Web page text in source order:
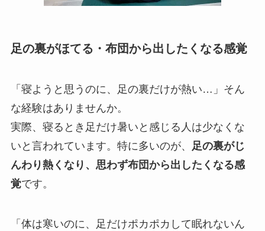
足の裏がほてる・布団から出したくなる感覚
「寝ようと思うのに、足の裏だけが熱い…」そん
な経験はありませんか。
実際、寝るとき足だけ暑いと感じる人は少なくな
いと言われています。特に多いのが、 足の裏がじ
んわり熱くなり、思わず布団から出したくなる感
覚です。
「体は寒いのに、足だけポカポカして眠れないん